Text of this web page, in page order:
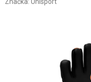
Značka: Uhlsport